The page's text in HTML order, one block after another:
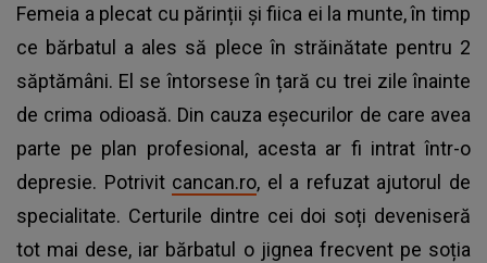
Femeia a plecat cu părinții și fiica ei la munte, în timp
ce bărbatul a ales să plece în străinătate pentru 2
săptămâni. El se întorsese în țară cu trei zile înainte
de crima odioasă. Din cauza eșecurilor de care avea
parte pe plan profesional, acesta ar fi intrat într-o
depresie. Potrivit cancan.ro, el a refuzat ajutorul de
specialitate. Certurile dintre cei doi soți deveniseră
tot mai dese, iar bărbatul o jignea frecvent pe soția